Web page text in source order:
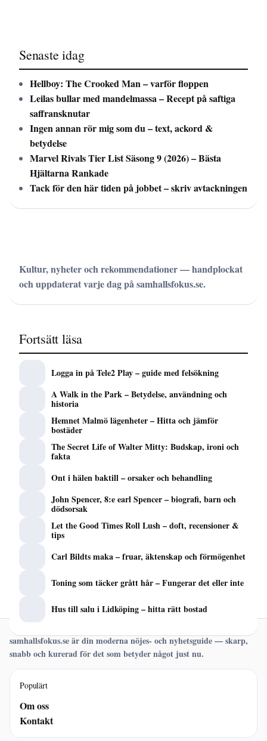
Senaste idag
Hellboy: The Crooked Man – varför floppen
Leilas bullar med mandelmassa – Recept på saftiga
saffransknutar
Ingen annan rör mig som du – text, ackord &
betydelse
Marvel Rivals Tier List Säsong 9 (2026) – Bästa
Hjältarna Rankade
Tack för den här tiden på jobbet – skriv avtackningen
Kultur, nyheter och rekommendationer — handplockat
och uppdaterat varje dag på samhallsfokus.se.
Fortsätt läsa
Logga in på Tele2 Play – guide med felsökning
A Walk in the Park – Betydelse, användning och
historia
Hemnet Malmö lägenheter – Hitta och jämför
bostäder
The Secret Life of Walter Mitty: Budskap, ironi och
fakta
Ont i hälen baktill – orsaker och behandling
John Spencer, 8:e earl Spencer – biografi, barn och
dödsorsak
Let the Good Times Roll Lush – doft, recensioner &
tips
Carl Bildts maka – fruar, äktenskap och förmögenhet
Toning som täcker grått hår – Fungerar det eller inte
Hus till salu i Lidköping – hitta rätt bostad
samhallsfokus.se är din moderna nöjes- och nyhetsguide — skarp,
snabb och kurerad för det som betyder något just nu.
Populärt
Om oss
Kontakt